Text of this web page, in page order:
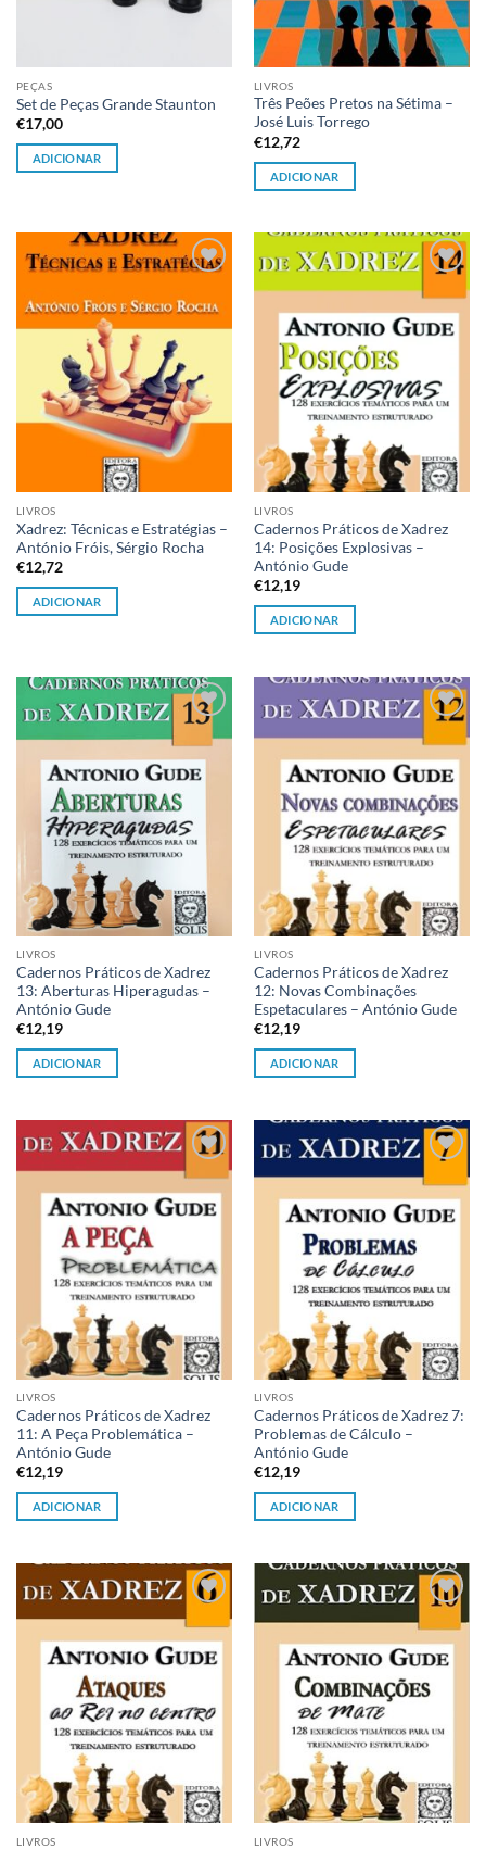
PEÇAS
Set de Peças Grande Staunton
€17,00
ADICIONAR
LIVROS
Três Peões Pretos na Sétima –
José Luis Torrego
€12,72
ADICIONAR
à lista de
desejos
LIVROS
Xadrez: Técnicas e Estratégias –
António Fróis, Sérgio Rocha
€12,72
ADICIONAR
Adicionar
à lista de
desejos
LIVROS
Cadernos Práticos de Xadrez
14: Posições Explosivas –
António Gude
€12,19
ADICIONAR
à lista de
desejos
LIVROS
Cadernos Práticos de Xadrez
13: Aberturas Hiperagudas –
António Gude
€12,19
ADICIONAR
à lista de
desejos
LIVROS
Cadernos Práticos de Xadrez
12: Novas Combinações
Espetaculares – António Gude
€12,19
ADICIONAR
Adicionar
à lista de
desejos
LIVROS
Cadernos Práticos de Xadrez
11: A Peça Problemática –
António Gude
€12,19
ADICIONAR
Adicionar
à lista de
desejos
LIVROS
Cadernos Práticos de Xadrez 7:
Problemas de Cálculo –
António Gude
€12,19
ADICIONAR
Adicionar
à lista de
desejos
LIVROS
à lista de
desejos
LIVROS